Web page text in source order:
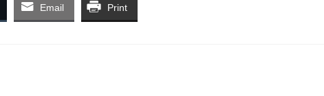
Email Print